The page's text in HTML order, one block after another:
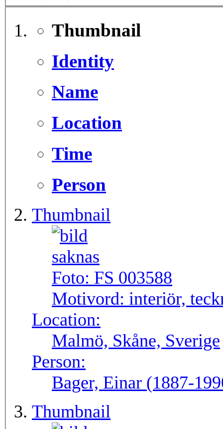
Thumbnail
Identity
Name
Location
Time
Person
Thumbnail
Foto: FS 003588
Motivord: interiör,
Location:
Malmö, Skåne, Sverige
Person:
Bager, Einar (1887-
Thumbnail